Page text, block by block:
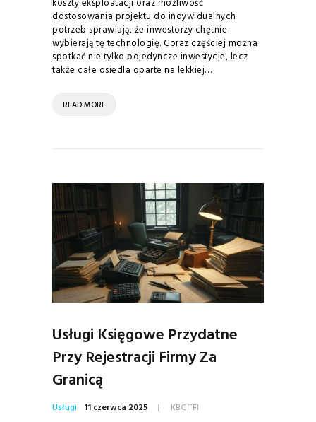
koszty eksploatacji oraz możliwość
dostosowania projektu do indywidualnych
potrzeb sprawiają, że inwestorzy chętnie
wybierają tę technologię. Coraz częściej można
spotkać nie tylko pojedyncze inwestycje, lecz
także całe osiedla oparte na lekkiej…
READ MORE
Usługi Księgowe Przydatne
Przy Rejestracji Firmy Za
Granicą
Usługi 11 czerwca 2025 KBC TFI